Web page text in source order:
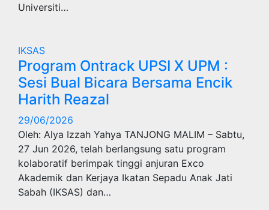
Universiti…
IKSAS
Program Ontrack UPSI X UPM :
Sesi Bual Bicara Bersama Encik
Harith Reazal
29/06/2026
Oleh: Alya Izzah Yahya TANJONG MALIM – Sabtu,
27 Jun 2026, telah berlangsung satu program
kolaboratif berimpak tinggi anjuran Exco
Akademik dan Kerjaya Ikatan Sepadu Anak Jati
Sabah (IKSAS) dan…